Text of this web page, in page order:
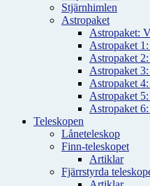
Stjärnhimlen
Astropaket
Astropaket:
Astropaket
Astropaket
Astropaket
Astropaket
Astropaket
Astropaket
Teleskopen
Låneteleskop
Finn-teleskopet
Artiklar
Fjärrstyrda